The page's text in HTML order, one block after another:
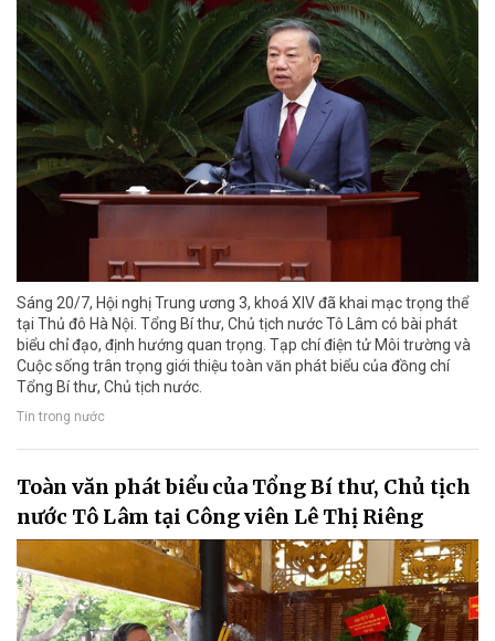
Sáng 20/7, Hội nghị Trung ương 3, khoá XIV đã khai mạc trọng thể
tại Thủ đô Hà Nội. Tổng Bí thư, Chủ tịch nước Tô Lâm có bài phát
biểu chỉ đạo, định hướng quan trọng. Tạp chí điện tử Môi trường và
Cuộc sống trân trọng giới thiệu toàn văn phát biểu của đồng chí
Tổng Bí thư, Chủ tịch nước.
Tin trong nước
Toàn văn phát biểu của Tổng Bí thư, Chủ tịch
nước Tô Lâm tại Công viên Lê Thị Riêng